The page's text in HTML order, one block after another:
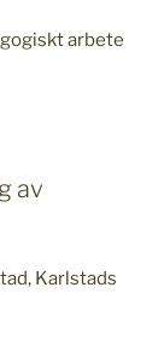
arbete
av
Karlstads